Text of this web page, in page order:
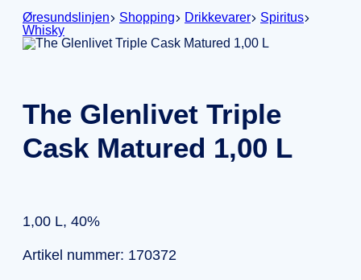
Øresundslinjen
Shopping Drikkevarer
Spiritus
Whisky
The Glenlivet Triple
Cask Matured 1,00 L
1,00 L, 40%
Artikel nummer: 170372